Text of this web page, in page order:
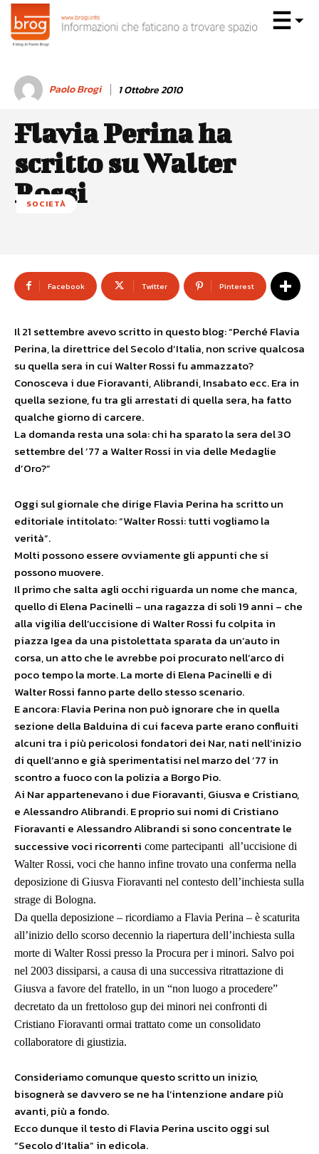
Paolo Brogi 1 Ottobre 2010
Flavia Perina ha
scritto su Walter
Rossi
SOCIETÀ
Facebook Twitter Pinterest
Il 21 settembre avevo scritto in questo blog: “Perché Flavia
Perina, la direttrice del Secolo d’Italia, non scrive qualcosa
su quella sera in cui Walter Rossi fu ammazzato?
Conosceva i due Fioravanti, Alibrandi, Insabato ecc. Era in
quella sezione, fu tra gli arrestati di quella sera, ha fatto
qualche giorno di carcere.
La domanda resta una sola: chi ha sparato la sera del 30
settembre del ’77 a Walter Rossi in via delle Medaglie
d’Oro?”
Oggi sul giornale che dirige Flavia Perina ha scritto un
editoriale intitolato: “Walter Rossi: tutti vogliamo la
verità”.
Molti possono essere ovviamente gli appunti che si
possono muovere.
Il primo che salta agli occhi riguarda un nome che manca,
quello di Elena Pacinelli – una ragazza di soli 19 anni – che
alla vigilia dell’uccisione di Walter Rossi fu colpita in
piazza Igea da una pistolettata sparata da un’auto in
corsa, un atto che le avrebbe poi procurato nell’arco di
poco tempo la morte. La morte di Elena Pacinelli e di
Walter Rossi fanno parte dello stesso scenario.
E ancora: Flavia Perina non può ignorare che in quella
sezione della Balduina di cui faceva parte erano confluiti
alcuni tra i più pericolosi fondatori dei Nar, nati nell’inizio
di quell’anno e già sperimentatisi nel marzo del ’77 in
scontro a fuoco con la polizia a Borgo Pio.
Ai Nar appartenevano i due Fioravanti, Giusva e Cristiano,
e Alessandro Alibrandi. E proprio sui nomi di Cristiano
Fioravanti e Alessandro Alibrandi si sono concentrate le
successive voci ricorrenti come partecipanti all’uccisione di
Walter Rossi, voci che hanno infine trovato una conferma nella
deposizione di Giusva Fioravanti nel contesto dell’inchiesta sulla
strage di Bologna.
Da quella deposizione – ricordiamo a Flavia Perina – è scaturita
all’inizio dello scorso decennio la riapertura dell’inchiesta sulla
morte di Walter Rossi presso la Procura per i minori. Salvo poi
nel 2003 dissiparsi, a causa di una successiva ritrattazione di
Giusva a favore del fratello, in un “non luogo a procedere”
decretato da un frettoloso gup dei minori nei confronti di
Cristiano Fioravanti ormai trattato come un consolidato
collaboratore di giustizia.
Consideriamo comunque questo scritto un inizio,
bisognerà se davvero se ne ha l’intenzione andare più
avanti, più a fondo.
Ecco dunque il testo di Flavia Perina uscito oggi sul
“Secolo d’Italia” in edicola.